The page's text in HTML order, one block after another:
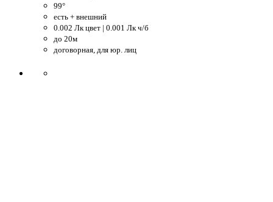
99°
есть + внешний
0.002 Лк цвет | 0.001 Лк ч/б
до 20м
договорная, для юр. лиц